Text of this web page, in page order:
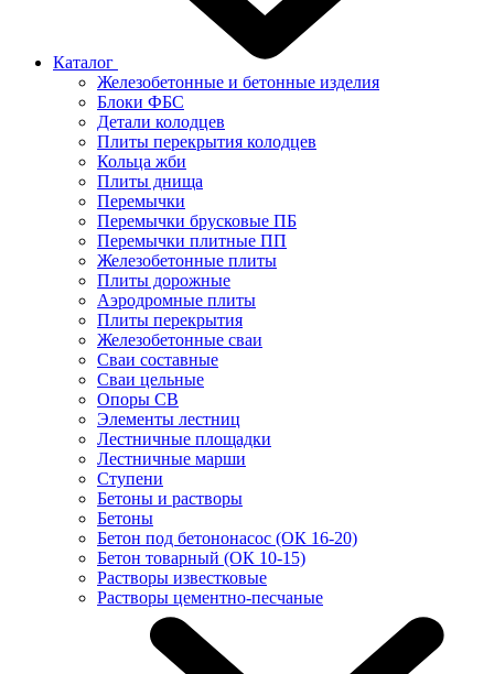
Каталог
Железобетонные и бетонные изделия
Блоки ФБС
Детали колодцев
Плиты перекрытия колодцев
Кольца жби
Плиты днища
Перемычки
Перемычки брусковые ПБ
Перемычки плитные ПП
Железобетонные плиты
Плиты дорожные
Аэродромные плиты
Плиты перекрытия
Железобетонные сваи
Сваи составные
Сваи цельные
Опоры СВ
Элементы лестниц
Лестничные площадки
Лестничные марши
Ступени
Бетоны и растворы
Бетоны
Бетон под бетононасос (ОК 16-20)
Бетон товарный (ОК 10-15)
Растворы известковые
Растворы цементно-песчаные